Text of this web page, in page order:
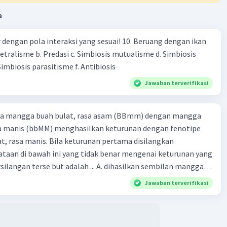
pola interaksi yang sesuai! 10. Beruang dengan ikan
b. Predasi c. Simbiosis mutualisme d. Simbiosis
parasitisme f. Antibiosis
Jawaban terverifikasi
mangga buah bulat, rasa asam (BBmm) dengan mangga
manis (bbMM) menghasilkan keturunan dengan fenotipe
rasa manis. Bila keturunan pertama disilangkan
di bawah ini yang tidak benar mengenai keturunan yang
but adalah ... A. dihasilkan sembilan mangga
asam C.
rasa manis D. dihasi lkan tiga mangga buah
Jawaban terverifikasi